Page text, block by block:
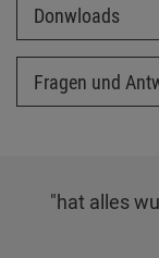
Donwloads
Fragen und
"hat alles